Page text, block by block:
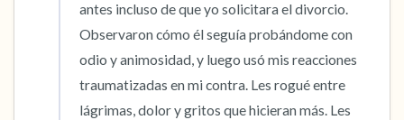
antes incluso de que yo solicitara el divorcio.
Observaron cómo él seguía probándome con
odio y animosidad, y luego usó mis reacciones
traumatizadas en mi contra. Les rogué entre
lágrimas, dolor y gritos que hicieran más. Les